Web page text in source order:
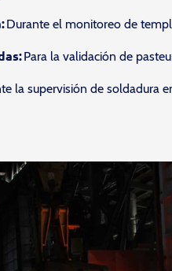
Durante el monitoreo de
Para la validación de
la supervisión de soldadura